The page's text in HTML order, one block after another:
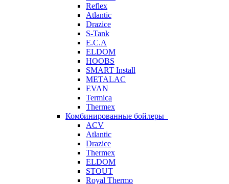
Reflex
Atlantic
Drazice
S-Tank
E.C.A
ELDOM
HOOBS
SMART Install
METALAC
EVAN
Termica
Thermex
Комбинированные бойлеры
ACV
Atlantic
Drazice
Thermex
ELDOM
STOUT
Royal Thermo